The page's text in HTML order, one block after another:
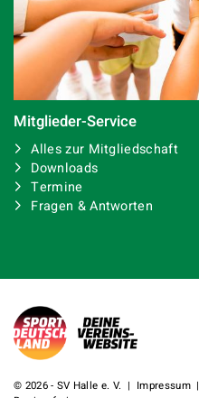
Mitglieder-Service
Alles zur Mitgliedschaft
Downloads
Termine
Fragen & Antworten
© 2026 - SV Halle e. V. | Impressum|